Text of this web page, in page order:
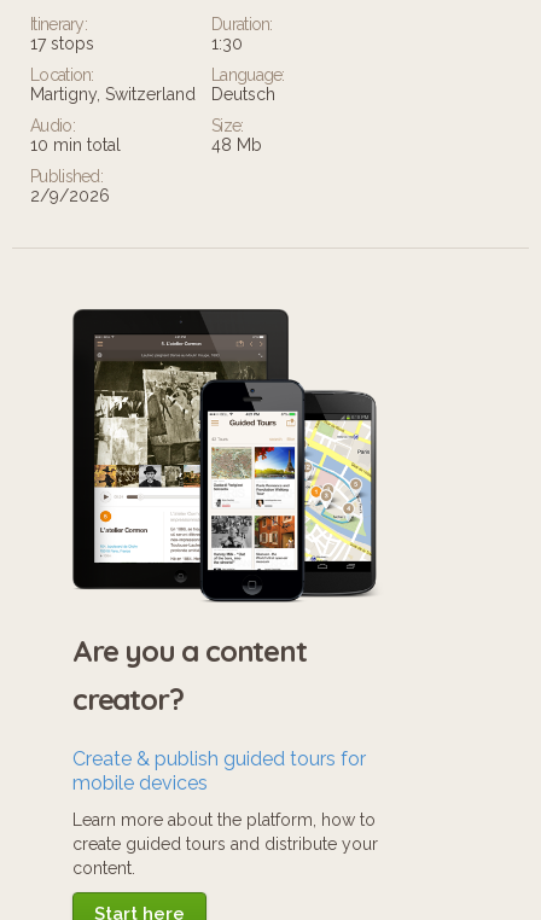
Itinerary:
17 stops
Duration:
1:30
Location:
Martigny, Switzerland
Language:
Deutsch
Audio:
10 min total
Size:
48 Mb
Published:
2/9/2026
Are you a content
creator?
Create & publish guided tours for
mobile devices
Learn more about the platform, how to
create guided tours and distribute your
content.
Start here